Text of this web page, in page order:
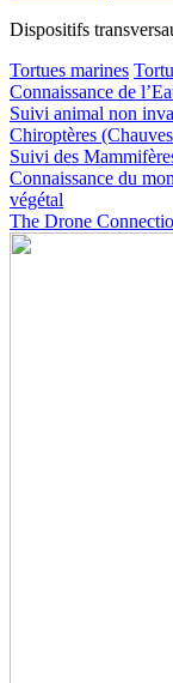
Dispositifs
Tortues marines
Connaissance de
Suivi animal non
Chiroptères
Suivi des
Connaissance du
végétal
The Drone